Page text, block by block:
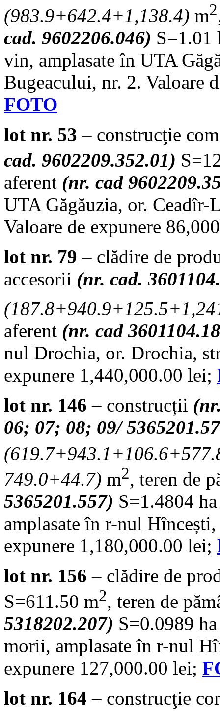
(983.9+642.4+1,138.4) m2
cad. 9602206.046) S=1.01
vin, amplasate în UTA
Bugeacului, nr. 2. Valoare
FOTO
lot nr. 53 – construcţie
cad. 9602209.352.01)
aferent (nr. cad
UTA Găgăuzia, or. Ceadîr-
Valoare de expunere
lot nr. 79 – clădire de
accesorii (nr. cad.
(
aferent (nr. cad
nul Drochia, or. Drochia,
expunere 1,440,000.00 lei;
lot nr. 146 – construcții
06; 07; 08; 09/
(
749.0+44.7) m2, teren de
5365201.557) S=1.4804
amplasate în r-nul
expunere 1,180,000.00 lei;
lot nr. 156 – clădire de
S=611.50 m2, teren de
5318202.207) S=0.0989
morii, amplasate în r-nul
expunere 127,000.00 lei;
lot nr. 164 – construcţie